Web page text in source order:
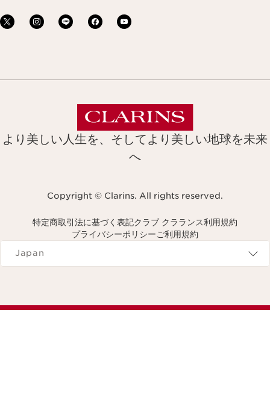
より美しい人生を、そしてより美しい地球を未来
へ
Copyright © Clarins. All rights reserved.
特定商取引法に基づく表記クラブ クラランス利用規約
プライバシーポリシーご利用規約
Navigates to
Japan